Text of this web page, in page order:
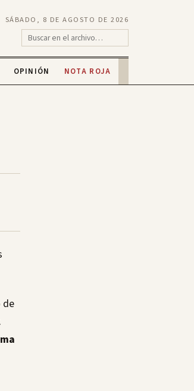
SÁBADO, 8 DE AGOSTO DE 2026
OPINIÓN NOTA ROJA
de